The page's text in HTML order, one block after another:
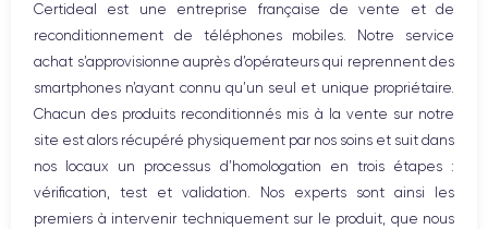
Apple A13 Bionic 6
Nom GPU
GPU 4 cœurs
Fréq. processeur
2.65 GHz
12 MP 12 MP
Résolution vidéo
4K - 3840x2160px
Recharge rapide
Oui, minimum 18W
Bouton Home
Bluetooth
WiFi
Réseau
Vibreur
Prise USB
Certideal est une entreprise française de vente et de
reconditionnement de téléphones mobiles. Notre service
achat s’approvisionne auprès d’opérateurs qui reprennent des
smartphones n’ayant connu qu’un seul et unique propriétaire.
Chacun des produits reconditionnés mis à la vente sur notre
site est alors récupéré physiquement par nos soins et suit dans
nos locaux un processus d’homologation en trois étapes :
vérification, test et validation. Nos experts sont ainsi les
premiers à intervenir techniquement sur le produit, que nous